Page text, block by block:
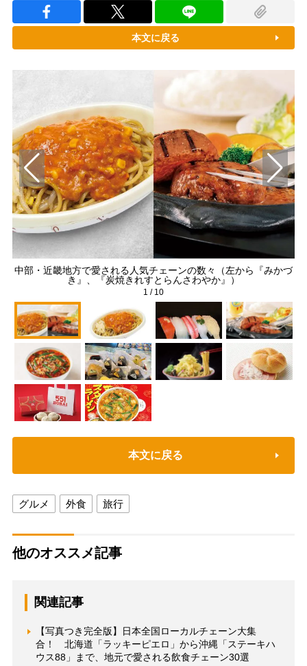
本文に戻る
中部・近畿地方で愛される人気チェーンの数々（左から『みかづ
き』、『炭焼きれすとらんさわやか』）
1 / 10
本文に戻る
グルメ 外食 旅行
他のオススメ記事
関連記事
【写真つき完全版】日本全国ローカルチェーン大集
合！ 北海道「ラッキーピエロ」から沖縄「ステーキハ
ウス88」まで、地元で愛される飲食チェーン30選